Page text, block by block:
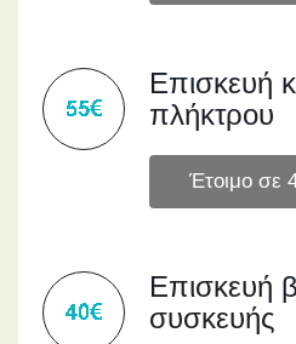
Επισκευή
πλήκτρου
Επισκευή
συσκευής